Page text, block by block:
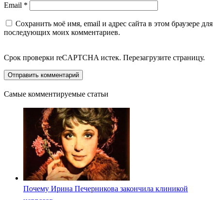
Email *
Сохранить моё имя, email и адрес сайта в этом браузере для
последующих моих комментариев.
Срок проверки reCAPTCHA истек. Перезагрузите страницу.
Самые комментируемые статьи
Почему Ирина Печерникова закончила клиникой